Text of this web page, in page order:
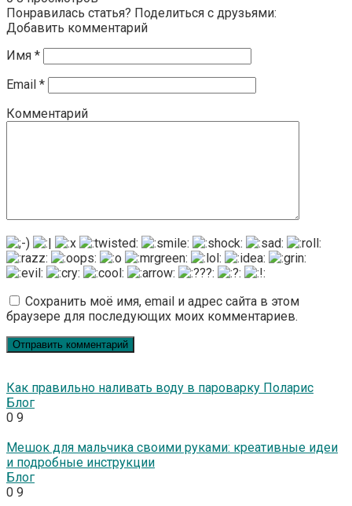
Понравилась статья? Поделиться с друзьями:
Добавить комментарий
Имя *
Email *
Комментарий
Сохранить моё имя, email и адрес сайта в этом
браузере для последующих моих комментариев.
Как правильно наливать воду в пароварку Поларис
Блог
0 9
Мешок для мальчика своими руками: креативные идеи
и подробные инструкции
Блог
0 9